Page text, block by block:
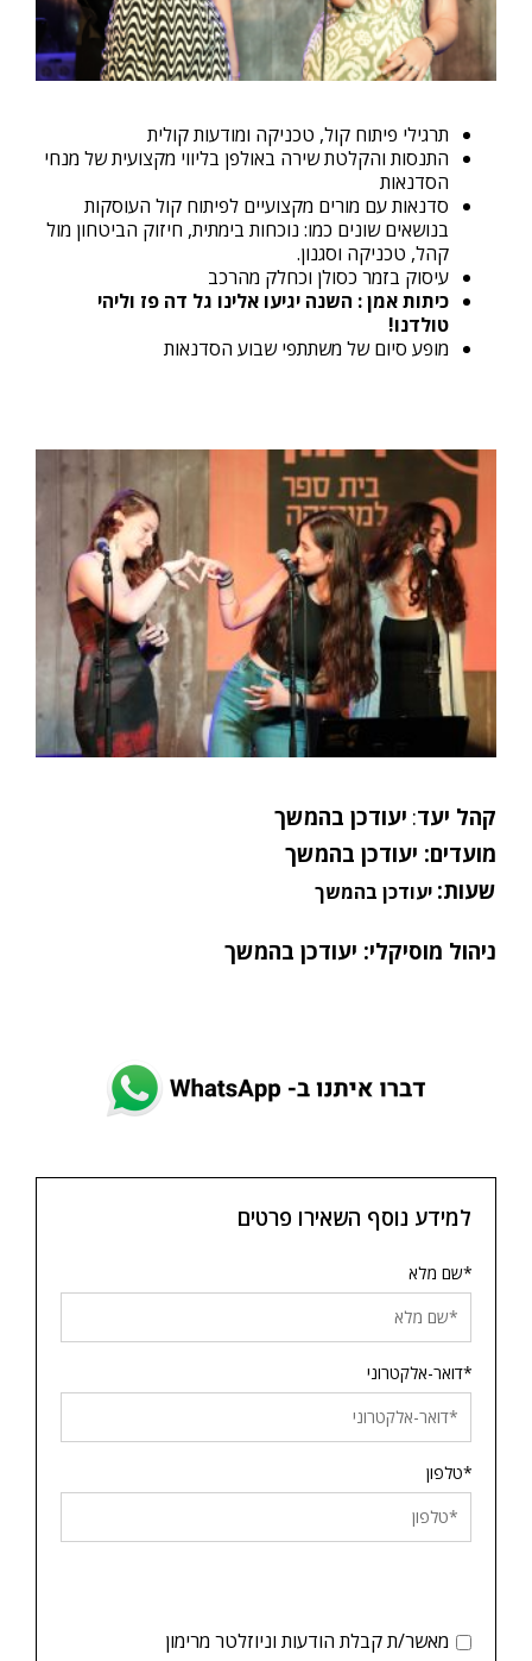
תרגילי פיתוח קול, טכניקה ומודעות קולית
התנסות והקלטת שירה באולפן בליווי מקצועית של מנחי
הסדנאות
סדנאות עם מורים מקצועיים לפיתוח קול העוסקות
בנושאים שונים כמו: נוכחות בימתית, חיזוק הביטחון מול
קהל, טכניקה וסגנון.
עיסוק בזמר כסולן וכחלק מהרכב
כיתות אמן : השנה יגיעו אלינו גל דה פז וליהי
טולדנו!
מופע סיום של משתתפי שבוע הסדנאות
קהל יעד: יעודכן בהמשך
מועדים: יעודכן בהמשך
שעות: יעודכן בהמשך
ניהול מוסיקלי: יעודכן בהמשך
למידע נוסף השאירו פרטים
*שם מלא
*דואר-אלקטרוני
*טלפון
מאשר/ת קבלת הודעות וניוזלטר מרימון